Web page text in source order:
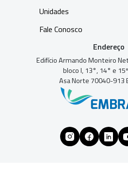
Unidades
Fale Conosco
Endereço
Edifício Armando Monteiro
bloco I, 13°, 14° e
Asa Norte 70040-913